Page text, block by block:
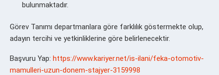
bulunmaktadır.
Görev Tanımı departmanlara göre farklılık göstermekte olup,
adayın tercihi ve yetkinliklerine göre belirlenecektir.
Başvuru Yap: https://www.kariyer.net/is-ilani/feka-otomotiv-
mamulleri-uzun-donem-stajyer-3159998